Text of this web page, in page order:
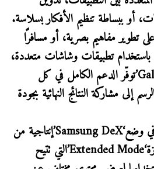
أو ببساطة تنظيم الأفكار بسلاسة.
مفاهيم بصرية، أو مسافرًا
باستخدام تطبيقات وشاشات متعددة،
فإن سلسلة‘Galaxy Tab S11’توفّر الدعم الكامل في كل
إلى مشاركة النتائج النهائية بجودة
وتقدّم الترقيات الأحدث في وضع‘Samsung DeX’إنتاجية من
مستوى جديد، بدءًا من ميزة‘Extended Mode’التي تتيح